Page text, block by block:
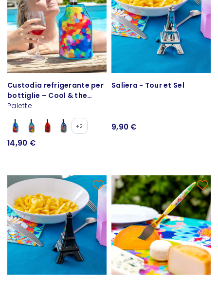
Custodia refrigerante per
bottiglie – Cool & the
glace
Palette
+2
14,90 €
Saliera - Tour et Sel
9,90 €